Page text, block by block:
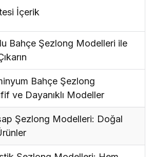
İçerik
Bahçe Şezlong Modelleri ile
Bahçe Şezlong
ve Dayanıklı Modeller
Şezlong Modelleri: Doğal